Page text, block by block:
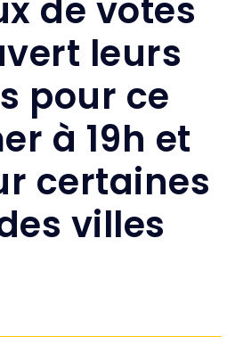
de votes
leurs
pour ce
à 19h et
certaines
villes